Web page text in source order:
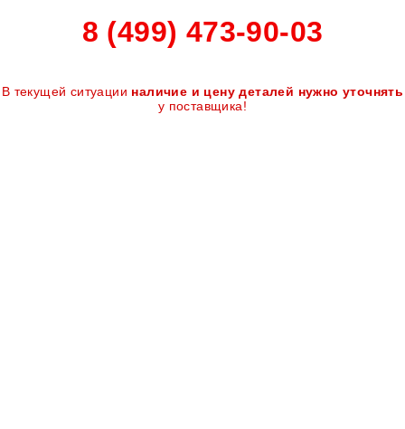
8 (499) 473-90-03
В текущей ситуации наличие и цену деталей нужно уточнять
у поставщика!